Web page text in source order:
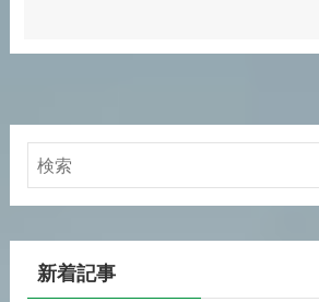
新着記事